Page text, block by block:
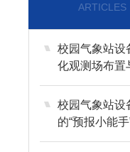
ARTICLES
校园气象站设
化观测场布置
校园气象站设
的“预报小能手